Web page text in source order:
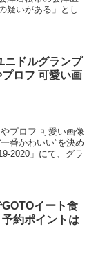
疑いがある」とし
ニドルグランプ
ロフ 可愛い画
プロフ 可愛い画像
番かわいい”を決め
2020」にて、グラ
GOTOイート食
約ポイントは